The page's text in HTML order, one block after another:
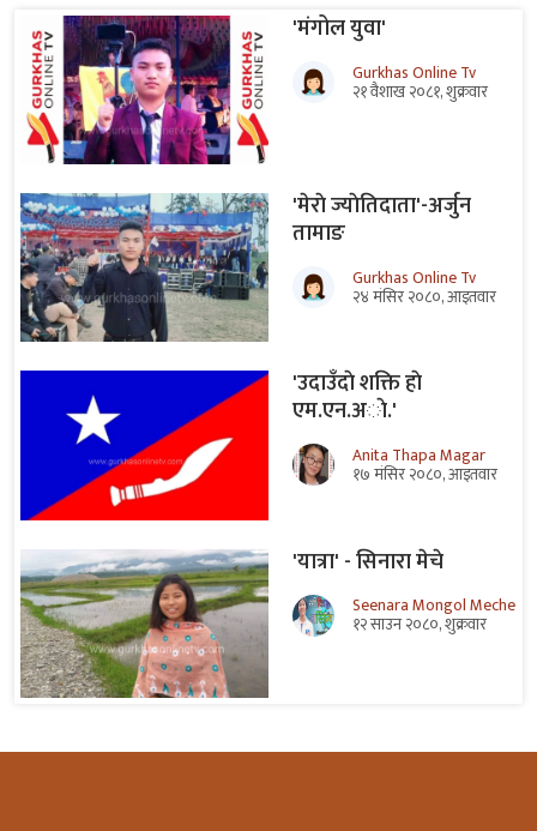
'मंगोल युवा'
Gurkhas Online Tv
२१ वैशाख २०८१, शुक्रवार
'मेराे ज्याेतिदाता'-अर्जुन
तामाङ
Gurkhas Online Tv
२४ मंसिर २०८०, आइतवार
'उदाउँदाे शक्ति हाे
एम.एन.अाे.'
Anita Thapa Magar
१७ मंसिर २०८०, आइतवार
'यात्रा' - सिनारा मेचे
Seenara Mongol Meche
१२ साउन २०८०, शुक्रवार